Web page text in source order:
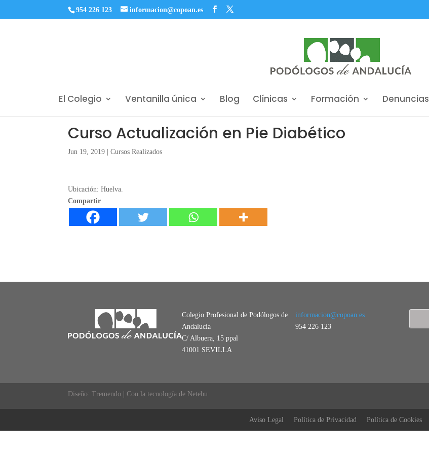
954 226 123 informacion@copoan.es
El Colegio Ventanilla única Blog Clínicas Formación Denuncias
Curso Actualización en Pie Diabético
Jun 19, 2019 |Cursos Realizados
Ubicación: Huelva.
Compartir
Colegio Profesional de Podólogos de
Andalucía
C/ Albuera, 15 ppal
41001 SEVILLA
informacion@copoan.es
954 226 123
Diseño: Tremendo | Con la tecnología de Netebu
Aviso Legal Política de Privacidad Política de Cookies